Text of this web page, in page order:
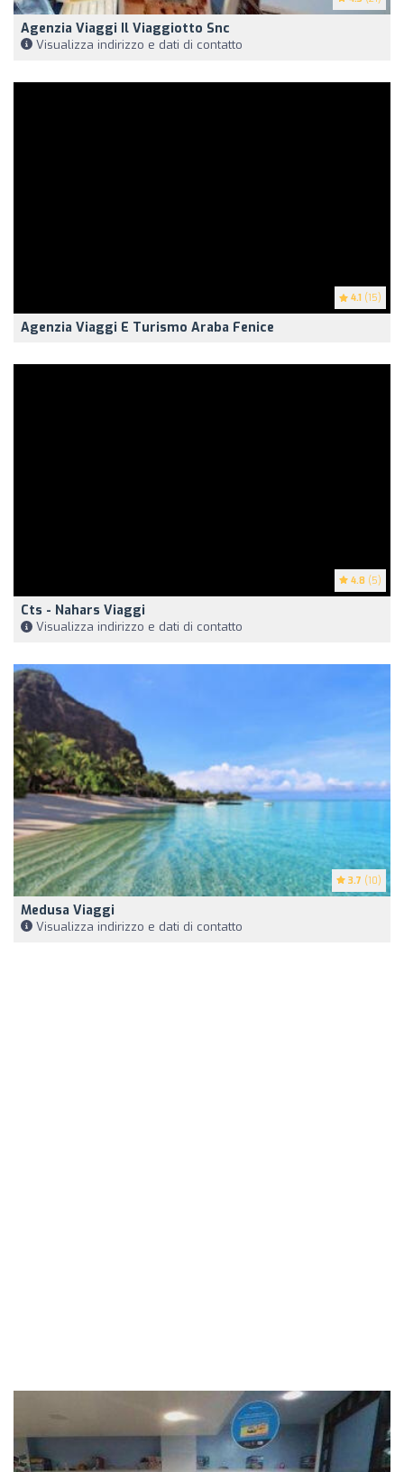
Agenzia Viaggi Il Viaggiotto Snc
Visualizza indirizzo e dati di contatto
4.1 (15)
Agenzia Viaggi E Turismo Araba Fenice
4.8 (5)
Cts - Nahars Viaggi
Visualizza indirizzo e dati di contatto
3.7 (10)
Medusa Viaggi
Visualizza indirizzo e dati di contatto